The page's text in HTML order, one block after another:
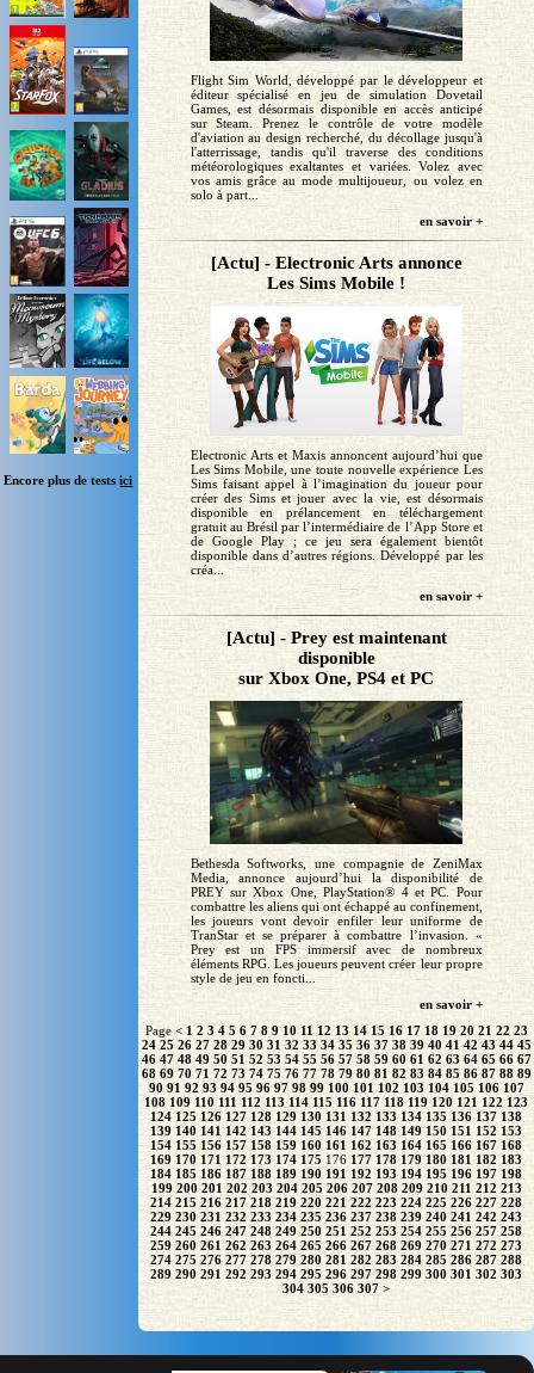
Encore plus de testsici
Flight Sim World, développé par le développeur et
éditeur spécialisé en jeu de simulation Dovetail
Games, est désormais disponible en accès anticipé
sur Steam. Prenez le contrôle de votre modèle
d'aviation au design recherché, du décollage jusqu'à
l'atterrissage, tandis qu'il traverse des conditions
météorologiques exaltantes et variées. Volez avec
vos amis grâce au mode multijoueur, ou volez en
solo à part...
en savoir +
[Actu] - Electronic Arts annonce
Les Sims Mobile !
Electronic Arts et Maxis annoncent aujourd’hui que
Les Sims Mobile, une toute nouvelle expérience Les
Sims faisant appel à l’imagination du joueur pour
créer des Sims et jouer avec la vie, est désormais
disponible en prélancement en téléchargement
gratuit au Brésil par l’intermédiaire de l’App Store et
de Google Play ; ce jeu sera également bientôt
disponible dans d’autres régions. Développé par les
créa...
en savoir +
[Actu] - Prey est maintenant
disponible
sur Xbox One, PS4 et PC
Bethesda Softworks, une compagnie de ZeniMax
Media, annonce aujourd’hui la disponibilité de
PREY sur Xbox One, PlayStation® 4 et PC. Pour
combattre les aliens qui ont échappé au confinement,
les joueurs vont devoir enfiler leur uniforme de
TranStar et se préparer à combattre l’invasion. «
Prey est un FPS immersif avec de nombreux
éléments RPG. Les joueurs peuvent créer leur propre
style de jeu en foncti...
en savoir +
Page < 1 2 3 4 5 6 7 8 9 10 11 12 13 14 15 16 17 18 19 20 21 22 23
24 25 26 27 28 29 30 31 32 33 34 35 36 37 38 39 40 41 42 43 44 45
46 47 48 49 50 51 52 53 54 55 56 57 58 59 60 61 62 63 64 65 66 67
68 69 70 71 72 73 74 75 76 77 78 79 80 81 82 83 84 85 86 87 88 89
90 91 92 93 94 95 96 97 98 99 100 101 102 103 104 105 106 107
108 109 110 111 112 113 114 115 116 117 118 119 120 121 122 123
124 125 126 127 128 129 130 131 132 133 134 135 136 137 138
139 140 141 142 143 144 145 146 147 148 149 150 151 152 153
154 155 156 157 158 159 160 161 162 163 164 165 166 167 168
169 170 171 172 173 174 175 176 177 178 179 180 181 182 183
184 185 186 187 188 189 190 191 192 193 194 195 196 197 198
199 200 201 202 203 204 205 206 207 208 209 210 211 212 213
214 215 216 217 218 219 220 221 222 223 224 225 226 227 228
229 230 231 232 233 234 235 236 237 238 239 240 241 242 243
244 245 246 247 248 249 250 251 252 253 254 255 256 257 258
259 260 261 262 263 264 265 266 267 268 269 270 271 272 273
274 275 276 277 278 279 280 281 282 283 284 285 286 287 288
289 290 291 292 293 294 295 296 297 298 299 300 301 302 303
304 305 306 307 >